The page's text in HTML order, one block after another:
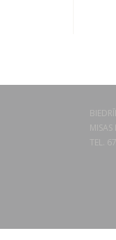
TEL.